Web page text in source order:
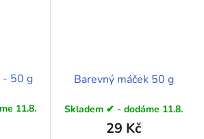
- 50 g
11.8.
Barevný máček 50 g
Skladem ✔ - dodáme 11.8.
29 Kč